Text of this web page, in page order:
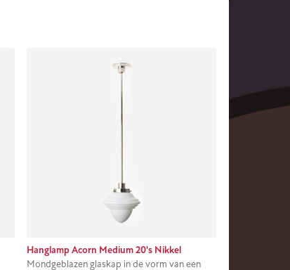
Hanglamp Acorn Medium 20's Nikkel
Mondgeblazen glaskap in de vorm van een